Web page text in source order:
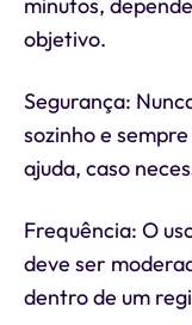
objetivo.
Segurança:
sozinho e
ajuda, caso
Frequência: O
deve ser
dentro de um